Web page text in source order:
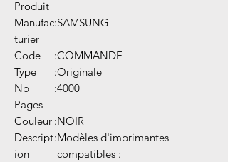
Produit
Manufac
turier
:SAMSUNG
Code :COMMANDE
Type
:Originale
Nb
Pages
:4000
Couleur :NOIR
Descript
ion
:Modèles d'imprimantes
compatibles :